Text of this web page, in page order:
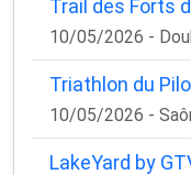
Trail des Forts
10/05/2026 -
Triathlon du
10/05/2026 -
LakeYard by